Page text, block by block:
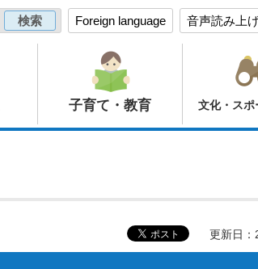
Foreign language 音声読み上
子育て・教育 文化・スポ
更新日：